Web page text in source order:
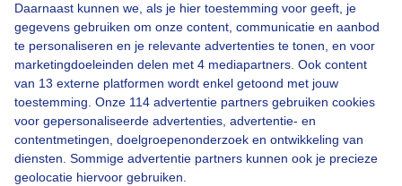
Daarnaast kunnen we, als je hier toestemming voor geeft, je
gegevens gebruiken om onze content, communicatie en aanbod
te personaliseren en je relevante advertenties te tonen, en voor
marketingdoeleinden delen met 4 mediapartners. Ook content
van 13 externe platformen wordt enkel getoond met jouw
toestemming. Onze 114 advertentie partners gebruiken cookies
voor gepersonaliseerde advertenties, advertentie- en
contentmetingen, doelgroepenonderzoek en ontwikkeling van
diensten. Sommige advertentie partners kunnen ook je precieze
geolocatie hiervoor gebruiken.
Over Buienradar
Bedrijfsgegevens